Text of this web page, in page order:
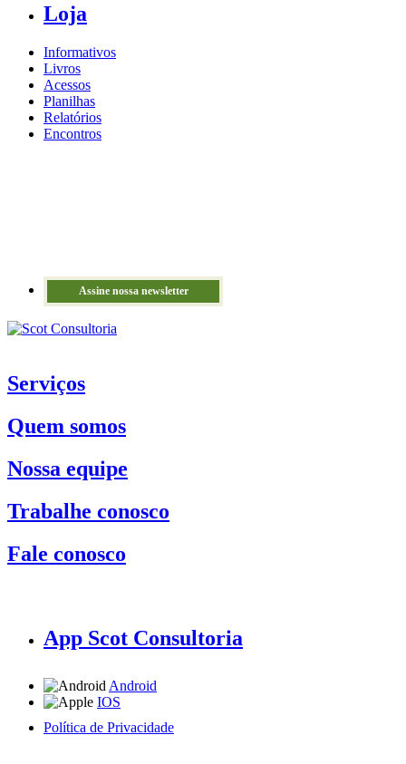
Loja
Informativos
Livros
Acessos
Planilhas
Relatórios
Encontros
Assine nossa newsletter
Serviços
Quem somos
Nossa equipe
Trabalhe conosco
Fale conosco
App Scot Consultoria
Android
IOS
Política de Privacidade